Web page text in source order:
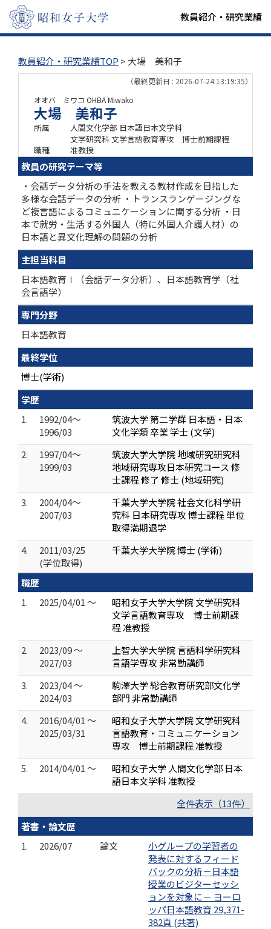
教員紹介・研究業績
教員紹介・研究業績TOP > 大場 美和子
（最終更新日 : 2026-07-24 13:19:35）
オオバ ミワコ OHBA Miwako
大場 美和子
所属
人間文化学部 日本語日本文学科
文学研究科 文学言語教育専攻 博士前期課程
職種
准教授
教員の研究テーマ等
・会話データ分析の手法を教える教材作成を目指した
多様な会話データの分析 ・トランスランゲージングな
ど複言語によるコミュニケーションに関する分析 ・日
本で就労・生活する外国人（特に外国人介護人材）の
日本語と異文化理解の問題の分析
主担当科目
日本語教育Ⅰ（会話データ分析）、日本語教育学（社
会言語学）
専門分野
日本語教育
最終学位
博士(学術)
学歴
1.
1992/04～
1996/03
筑波大学 第二学群 日本語・日本
文化学類 卒業 学士 (文学)
2.
1997/04～
1999/03
筑波大学大学院 地域研究研究科
地域研究専攻日本研究コース 修
士課程 修了 修士 (地域研究)
3.
2004/04～
2007/03
千葉大学大学院 社会文化科学研
究科 日本研究専攻 博士課程 単位
取得満期退学
4.
2011/03/25
(学位取得)
千葉大学大学院 博士 (学術)
職歴
1.
2025/04/01 ～
昭和女子大学大学院 文学研究科
文学言語教育専攻 博士前期課
程 准教授
2.
2023/09 ～
2027/03
上智大学大学院 言語科学研究科
言語学専攻 非常勤講師
3.
2023/04 ～
2024/03
駒澤大学 総合教育研究部文化学
部門 非常勤講師
4.
2016/04/01 ～
2025/03/31
昭和女子大学大学院 文学研究科
言語教育・コミュニケーション
専攻 博士前期課程 准教授
5.
2014/04/01 ～
昭和女子大学 人間文化学部 日本
語日本文学科 准教授
全件表示（13件）
著書・論文歴
1.
2026/07 論文
小グループの学習者の
発表に対するフィード
バックの分析－日本語
授業のビジターセッシ
ョンを対象に－ ヨーロ
ッパ日本語教育 29,371-
382頁 (共著)